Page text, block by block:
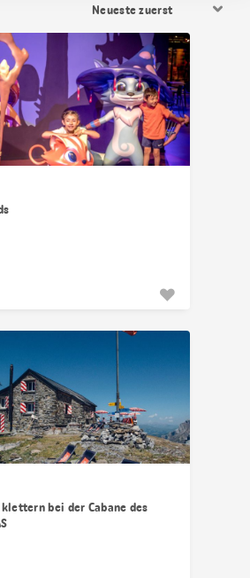
Sortierung
bei der Cabane des